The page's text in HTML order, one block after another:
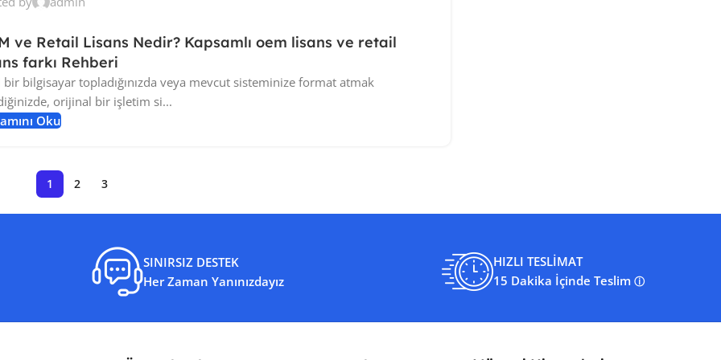
ve Retail Lisans Nedir? Kapsamlı oem lisans ve retail
farkı Rehberi
bir bilgisayar topladığınızda veya mevcut sisteminize format atmak
orijinal bir işletim si...
Oku
1 2 3
SINIRSIZ DESTEK
Her Zaman Yanınızdayız
HIZLI TESLİMAT
15 Dakika İçinde Teslim ⓘ